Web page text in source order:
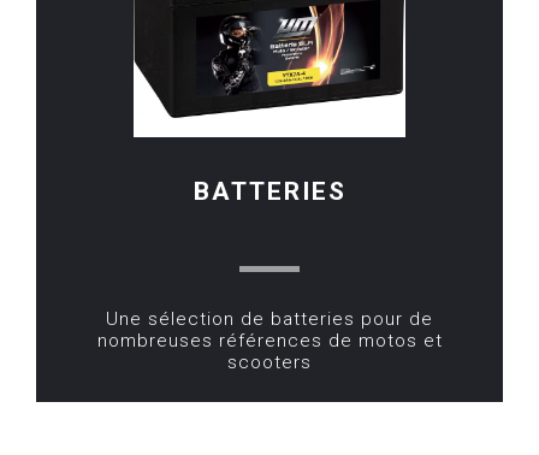
BATTERIES
Une sélection de batteries pour de
nombreuses références de motos et
scooters